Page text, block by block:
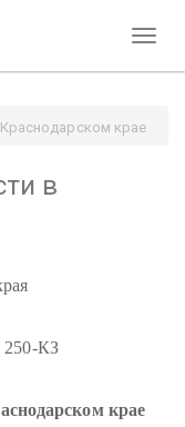
крае
в
250-КЗ
крае